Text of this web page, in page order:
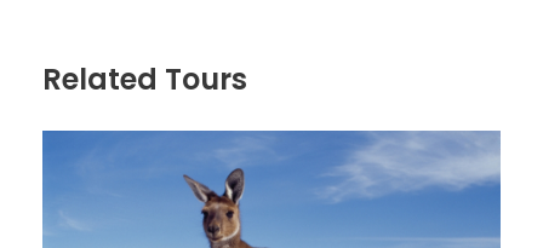
60’ antes del amanecer, partiremos en excursión a
parque nacional) y desde aquí continuaremos unos
40 kms por el desierto hasta Kata Tjuta (las Olgas).
Aquí disfrutaremos en la serenidad del amanecer
de este lugar espiritual mientras los rayos de sol
cambian el color de los monolitos. Caminaremos
Related Tours